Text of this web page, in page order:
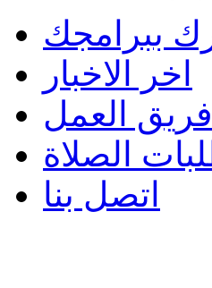
ببرامجك
اخر الاخبار
العمل
الصلاة
اتصل بنا